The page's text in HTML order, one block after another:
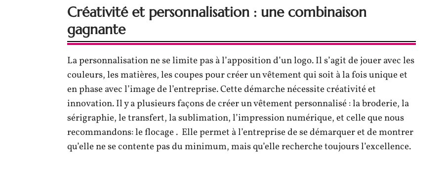
Créativité et personnalisation : une combinaison
gagnante
La personnalisation ne se limite pas à l’apposition d’un logo. Il s’agit de jouer avec les
couleurs, les matières, les coupes pour créer un vêtement qui soit à la fois unique et
en phase avec l’image de l’entreprise. Cette démarche nécessite créativité et
innovation. Il y a plusieurs façons de créer un vêtement personnalisé : la broderie, la
sérigraphie, le transfert, la sublimation, l’impression numérique, et celle que nous
recommandons: le flocage . Elle permet à l’entreprise de se démarquer et de montrer
qu’elle ne se contente pas du minimum, mais qu’elle recherche toujours l’excellence.